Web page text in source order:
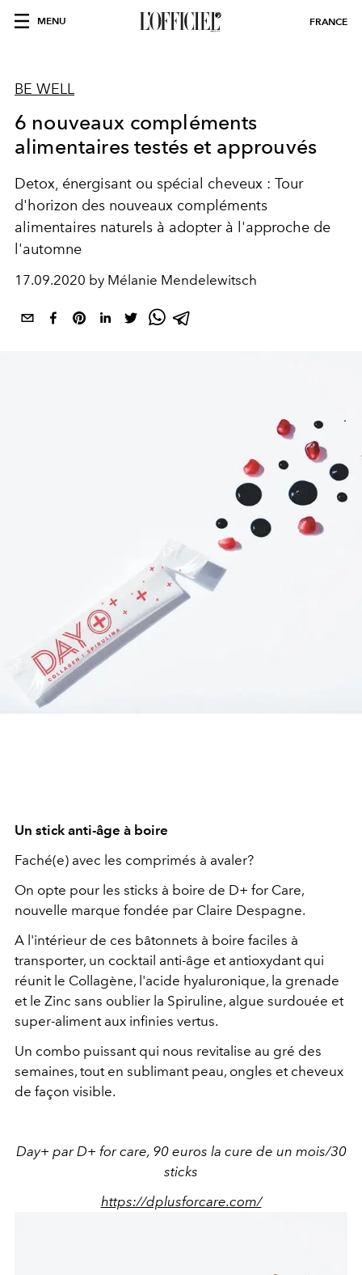
MENU FRANCE
BE WELL
6 nouveaux compléments
alimentaires testés et approuvés
Detox, énergisant ou spécial cheveux : Tour
d'horizon des nouveaux compléments
alimentaires naturels à adopter à l'approche de
l'automne
17.09.2020 by Mélanie Mendelewitsch
Un stick anti-âge à boire
Faché(e) avec les comprimés à avaler?
On opte pour les sticks à boire de D+ for Care,
nouvelle marque fondée par Claire Despagne.
A l'intérieur de ces bâtonnets à boire faciles à
transporter, un cocktail anti-âge et antioxydant qui
réunit le Collagène, l'acide hyaluronique, la grenade
et le Zinc sans oublier la Spiruline, algue surdouée et
super-aliment aux infinies vertus.
Un combo puissant qui nous revitalise au gré des
semaines, tout en sublimant peau, ongles et cheveux
de façon visible.
Day+ par D+ for care, 90 euros la cure de un mois/30
sticks
https://dplusforcare.com/